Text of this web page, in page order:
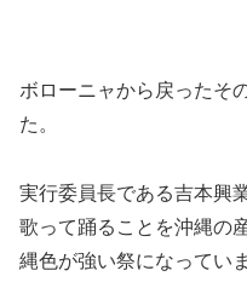
ボローニャから戻ったそ
た。
実行委員長である吉本興
歌って踊ることを沖縄の
縄色が強い祭になってい